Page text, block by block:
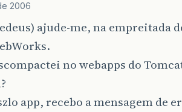
2006
ajude-me, na empreitada
no webapps do
app, recebo a mensagem de